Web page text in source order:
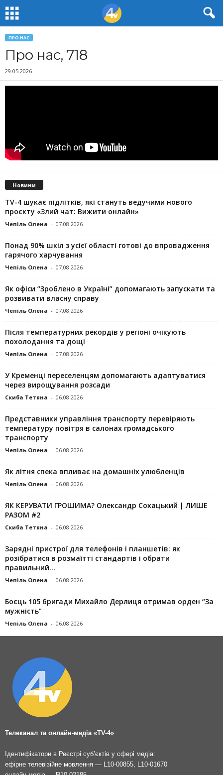
ПРО НАС
Про нас, 718
29.05.2026
Новини
TV-4 шукає підлітків, які стануть ведучими нового
проєкту «Злий чат: Вижити онлайн»
Чепіль Олена - 07.08.2026
Понад 90% шкіл з усієї області готові до впровадження
гарячого харчування
Чепіль Олена - 07.08.2026
Як офіси “Зроблено в Україні” допомагають запускaти та
розвивати власну справу
Чепіль Олена - 07.08.2026
Після температурних рекордів у регіоні очікують
похолодання та дощі
Чепіль Олена - 07.08.2026
У Кременці переселенцям допомагають адаптуватися
через вирощування розсади
Скиба Тетяна - 06.08.2026
Представники управління транспорту перевіряють
температуру повітря в салонах громадського
транспорту
Чепіль Олена - 06.08.2026
Як літня спека впливає на домашніх улюбленців
Чепіль Олена - 06.08.2026
ЯК КЕРУВАТИ ГРОШИМА? Олександр Сохацький | ЛИШЕ
РАЗОМ #2
Скиба Тетяна - 06.08.2026
Зарядні пристрої для телефонів і планшетів: як
розібратися в розмаїтті стандартів і обрати
правильний...
Чепіль Олена - 06.08.2026
Боєць 105 бригади Михайло Дерлиця отримав орден “За
мужність”
Чепіль Олена - 06.08.2026
Телеканал та онлайн-медіа «TV-4»
Ідентифікатори в Реєстрі суб’єктів у сфері медіа:
ефірне телевізійне мовлення — L10-00855, L10-01670